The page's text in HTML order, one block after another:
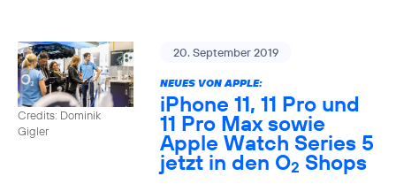
Credits: Dominik
Gigler
20. September 2019
NEUES VON APPLE:
iPhone 11, 11 Pro und
11 Pro Max sowie
Apple Watch Series 5
jetzt in den O2 Shops